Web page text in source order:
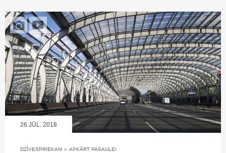
26.JŪL, 2018
DZĪVESPRIEKAM » APKĀRT PASAULEI